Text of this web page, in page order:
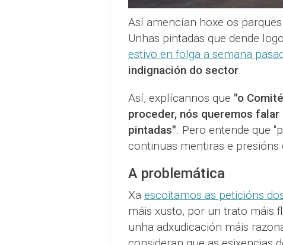
Así amencían hoxe os
Unhas pintadas que dende
estivo en folga a semana
indignación do sector.
Así, explícannos que "o
proceder, nós queremos
pintadas". Pero entende que
continuas mentiras e presións
A problemática
Xa escoitamos as peticións
máis xusto, por un trato máis
unha adxudicación máis